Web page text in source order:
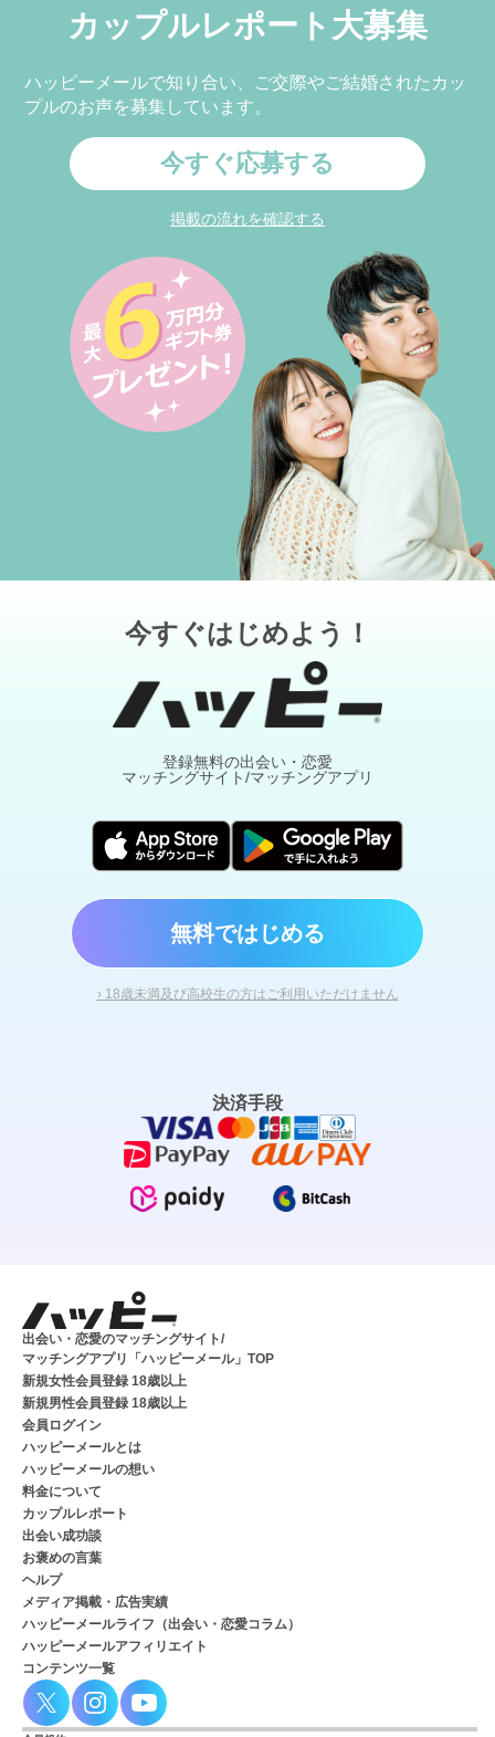
カップルレポート大募集
ハッピーメールで知り合い、ご交際やご結婚されたカッ
プルのお声を募集しています。
今すぐ応募する
掲載の流れを確認する
今すぐはじめよう！
登録無料の出会い・恋愛
マッチングサイト/マッチングアプリ
無料ではじめる
› 18歳未満及び高校生の方はご利用いただけません
決済手段
出会い・恋愛のマッチングサイト/
マッチングアプリ「ハッピーメール」TOP
新規女性会員登録 18歳以上
新規男性会員登録 18歳以上
会員ログイン
ハッピーメールとは
ハッピーメールの想い
料金について
カップルレポート
出会い成功談
お褒めの言葉
ヘルプ
メディア掲載・広告実績
ハッピーメールライフ（出会い・恋愛コラム）
ハッピーメールアフィリエイト
コンテンツ一覧